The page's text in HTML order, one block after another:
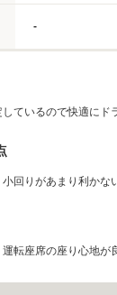
-
ているので快適にド
回りがあまり利かな
転座席の座り心地が